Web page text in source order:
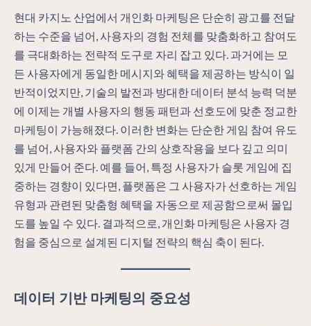
현대 카지노 산업에서 개인화 마케팅은 단순히 광고를 전달
하는 수준을 넘어, 사용자의 경험 전체를 맞춤화하고 참여도
를 극대화하는 전략적 도구로 자리 잡고 있다. 과거에는 모
든 사용자에게 동일한 메시지와 혜택을 제공하는 방식이 일
반적이었지만, 기술의 발전과 방대한 데이터 분석 능력 덕분
에 이제는 개별 사용자의 행동 패턴과 선호도에 맞춘 정교한
마케팅이 가능해졌다. 이러한 변화는 단순한 게임 참여 유도
를 넘어, 사용자와 플랫폼 간의 상호작용을 보다 깊고 의미
있게 만들어 준다. 예를 들어, 특정 사용자가 슬롯 게임에 집
중하는 경향이 있다면, 플랫폼은 그 사용자가 선호하는 게임
유형과 관련된 맞춤형 혜택을 자동으로 제공함으로써 몰입
도를 높일 수 있다. 결과적으로, 개인화 마케팅은 사용자 경
험을 중심으로 설계된 디지털 전략의 핵심 축이 된다.
데이터 기반 마케팅의 중요성